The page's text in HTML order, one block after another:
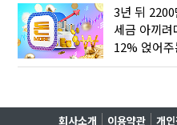
회사소개 이용약관 개